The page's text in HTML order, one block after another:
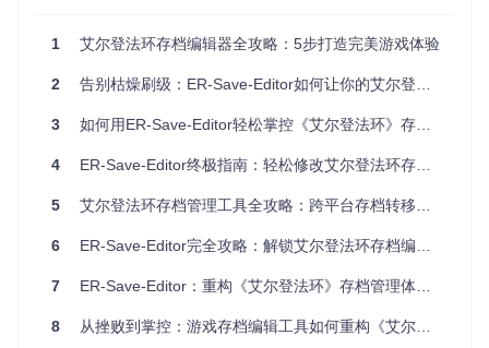
对比传统方式：
传统：需要消耗"洗点石"道具且有次数限制
与经验值
小贴士：建议调整属性时参考职业最优配比，避免过度突破游
收集特定装备往往需要反复刷怪或完成复杂任务，运气不佳时
可能耗费数小时却一无所获。工具的装备管理模块（src/ui/eq
uipment.rs）提供了完整的装备数据库，支持添加、删除和修
改武器、防具、护符等装备项目。玩家可以直接获取稀有的传
说武器，或调整装备的强化等级与附加属性。
1 艾尔登法环存档编辑器全攻略：5步打造完美游戏体验
2 告别枯燥刷级：ER-Save-Editor如何让你的艾尔登之旅重获新生——三大核心优势解析
3 如何用ER-Save-Editor轻松掌控《艾尔登法环》存档？全方位使用指南
4 ER-Save-Editor终极指南：轻松修改艾尔登法环存档的完整教程
5 艾尔登法环存档管理工具全攻略：跨平台存档转移与修改指南
6 ER-Save-Editor完全攻略：解锁艾尔登法环存档编辑的无限可能
7 ER-Save-Editor：重构《艾尔登法环》存档管理体验的开源利器
8 从挫败到掌控：游戏存档编辑工具如何重构《艾尔登法环》体验